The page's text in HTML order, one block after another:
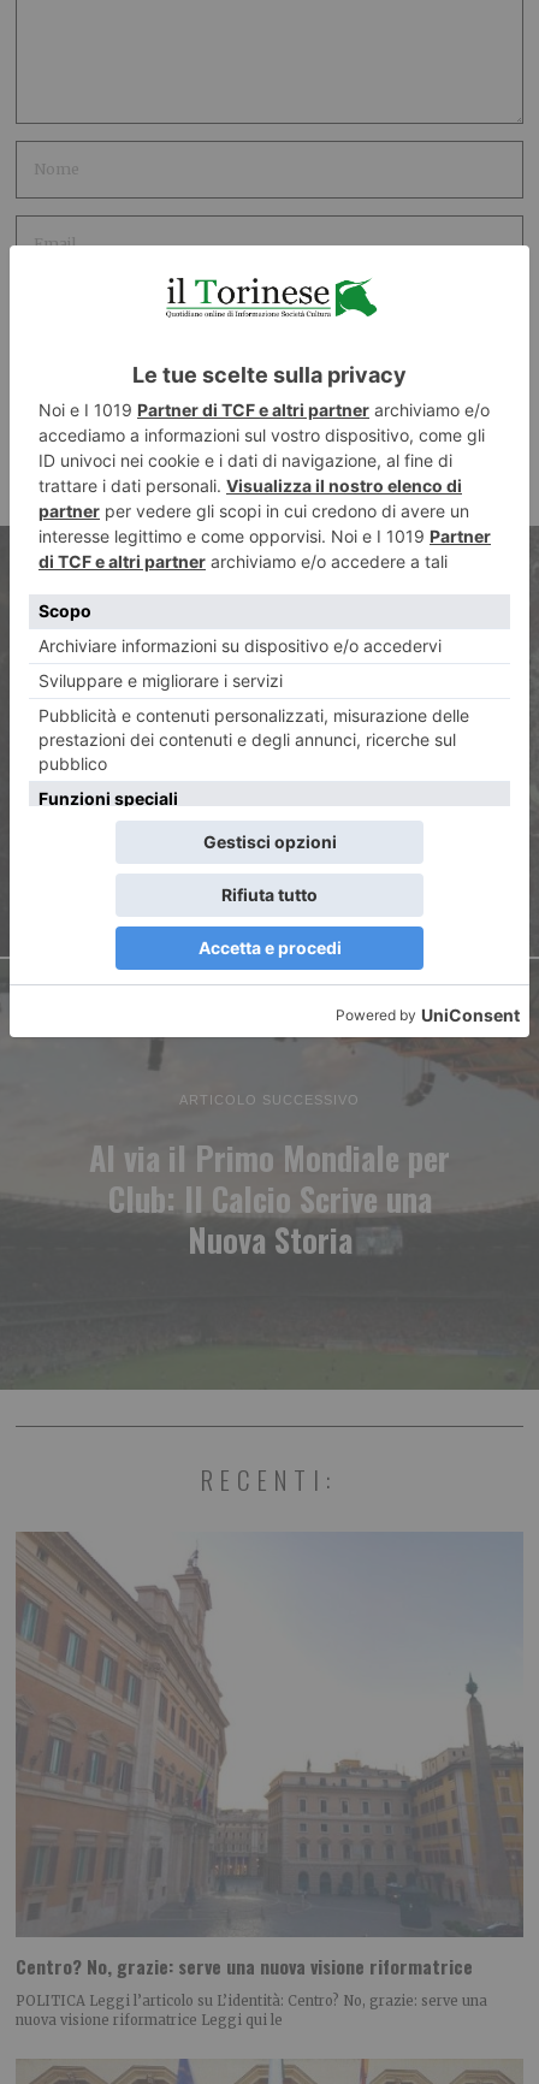
ARTICOLO PRECEDENTE
DL Sicurezza, O. Napoli
(Azione): “Liberalismo
fantasma”
ARTICOLO SUCCESSIVO
Al via il Primo Mondiale per
Club: Il Calcio Scrive una
Nuova Storia
RECENTI:
Centro? No, grazie: serve una nuova visione riformatrice
POLITICA Leggi l’articolo su L’identità: Centro? No, grazie: serve una
nuova visione riformatrice Leggi qui le